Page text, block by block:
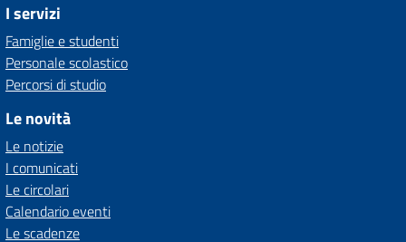
I servizi
Famiglie e studenti
Personale scolastico
Percorsi di studio
Le novità
Le notizie
I comunicati
Le circolari
Calendario eventi
Le scadenze